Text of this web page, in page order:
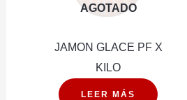
AGOTADO
JAMON GLACE PF X
KILO
LEER MÁS